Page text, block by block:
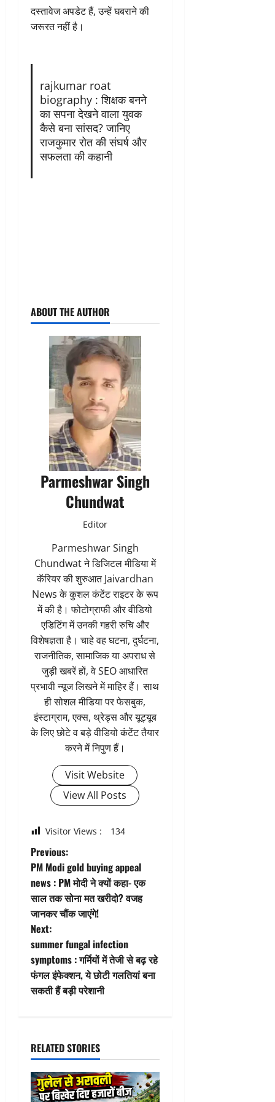
दस्तावेज अपडेट हैं, उन्हें घबराने की
जरूरत नहीं है।
rajkumar roat
biography : शिक्षक बनने
का सपना देखने वाला युवक
कैसे बना सांसद? जानिए
राजकुमार रोत की संघर्ष और
सफलता की कहानी
ABOUT THE AUTHOR
Parmeshwar Singh
Chundwat
Editor
Parmeshwar Singh
Chundwat ने डिजिटल मीडिया में
कॅरियर की शुरुआत Jaivardhan
News के कुशल कंटेंट राइटर के रूप
में की है। फोटोग्राफी और वीडियो
एडिटिंग में उनकी गहरी रुचि और
विशेषज्ञता है। चाहे वह घटना, दुर्घटना,
राजनीतिक, सामाजिक या अपराध से
जुड़ी खबरें हों, वे SEO आधारित
प्रभावी न्यूज लिखने में माहिर हैं। साथ
ही सोशल मीडिया पर फेसबुक,
इंस्टाग्राम, एक्स, थ्रेड्स और यूट्यूब
के लिए छोटे व बड़े वीडियो कंटेंट तैयार
करने में निपुण हैं।
Visit Website
View All Posts
Visitor Views : 134
P
o
s
t
n
a
i
g
a
Previous:
PM Modi gold buying appeal
news : PM मोदी ने क्यों कहा- एक
साल तक सोना मत खरीदो? वजह
जानकर चौंक जाएंगे!
Next:
summer fungal infection
symptoms : गर्मियों में तेजी से बढ़ रहे
फंगल इंफेक्शन, ये छोटी गलतियां बना
सकती हैं बड़ी परेशानी
RELATED STORIES